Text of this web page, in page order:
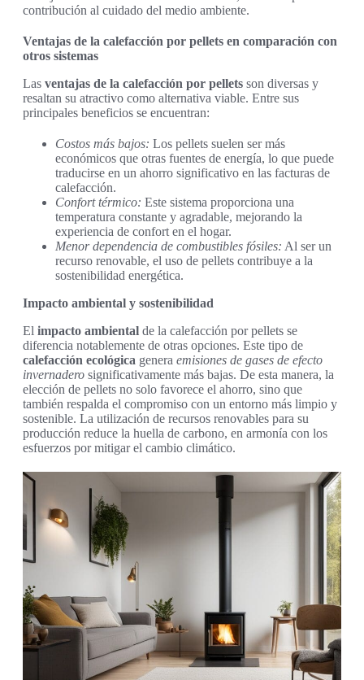
contribución al cuidado del medio ambiente.
Ventajas de la calefacción por pellets en comparación con
otros sistemas
Las ventajas de la calefacción por pellets son diversas y
resaltan su atractivo como alternativa viable. Entre sus
principales beneficios se encuentran:
Costos más bajos: Los pellets suelen ser más
económicos que otras fuentes de energía, lo que puede
traducirse en un ahorro significativo en las facturas de
calefacción.
Confort térmico: Este sistema proporciona una
temperatura constante y agradable, mejorando la
experiencia de confort en el hogar.
Menor dependencia de combustibles fósiles: Al ser un
recurso renovable, el uso de pellets contribuye a la
sostenibilidad energética.
Impacto ambiental y sostenibilidad
El impacto ambiental de la calefacción por pellets se
diferencia notablemente de otras opciones. Este tipo de
calefacción ecológica genera emisiones de gases de efecto
invernadero significativamente más bajas. De esta manera, la
elección de pellets no solo favorece el ahorro, sino que
también respalda el compromiso con un entorno más limpio y
sostenible. La utilización de recursos renovables para su
producción reduce la huella de carbono, en armonía con los
esfuerzos por mitigar el cambio climático.